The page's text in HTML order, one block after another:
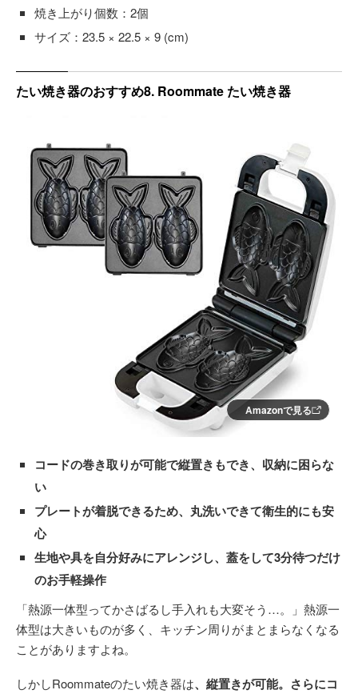
焼き上がり個数：2個
サイズ：23.5 × 22.5 × 9 (cm)
たい焼き器のおすすめ8. Roommate たい焼き器
Amazonで見る
コードの巻き取りが可能で縦置きもでき、収納に困らな
い
プレートが着脱できるため、丸洗いできて衛生的にも安
心
生地や具を自分好みにアレンジし、蓋をして3分待つだけ
のお手軽操作
「熱源一体型ってかさばるし手入れも大変そう…。」熱源一
体型は大きいものが多く、キッチン周りがまとまらなくなる
ことがありますよね。
しかしRoommateのたい焼き器は、縦置きが可能。さらにコ